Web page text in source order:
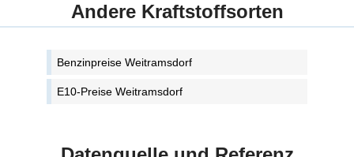
Andere Kraftstoffsorten
Benzinpreise Weitramsdorf
E10-Preise Weitramsdorf